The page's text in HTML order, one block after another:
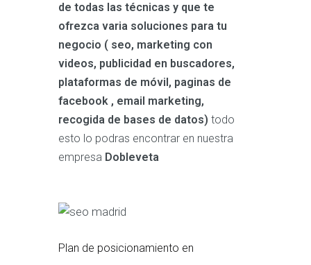
de todas las técnicas y que te
ofrezca varia soluciones para tu
negocio ( seo, marketing con
videos, publicidad en buscadores,
plataformas de móvil, paginas de
facebook , email marketing,
recogida de bases de datos) todo
esto lo podras encontrar en nuestra
empresa Dobleveta
Plan de posicionamiento en